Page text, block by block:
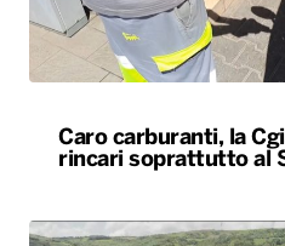
Caro carburanti, la
rincari soprattutto al